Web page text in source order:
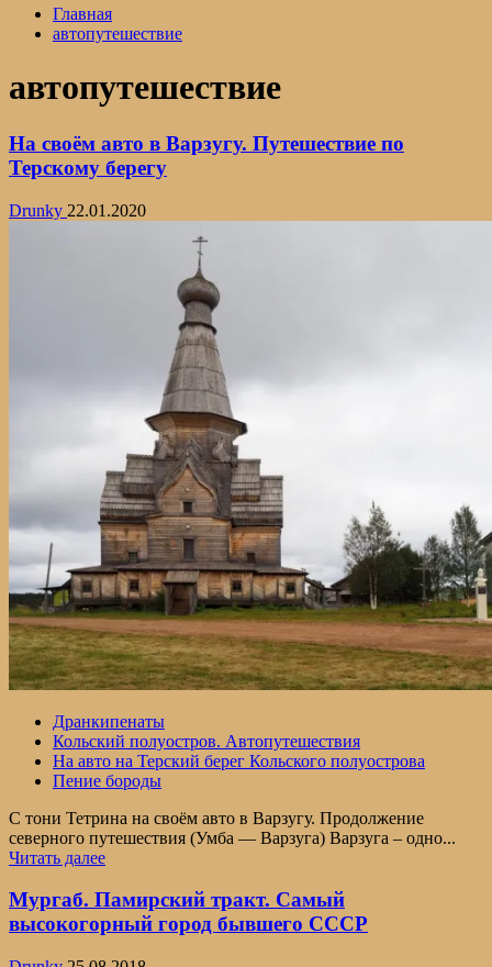
Главная
автопутешествие
автопутешествие
На своём авто в Варзугу. Путешествие по
Терскому берегу
Drunky 22.01.2020
Дранкипенаты
Кольский полуостров. Автопутешествия
На авто на Терский берег Кольского полуострова
Пение бороды
С тони Тетрина на своём авто в Варзугу. Продолжение
северного путешествия (Умба — Варзуга) Варзуга – одно...
Читать далееПрочитать
о
своём
Мургаб. Памирский тракт. Самый
высокогорный город бывшего СССР